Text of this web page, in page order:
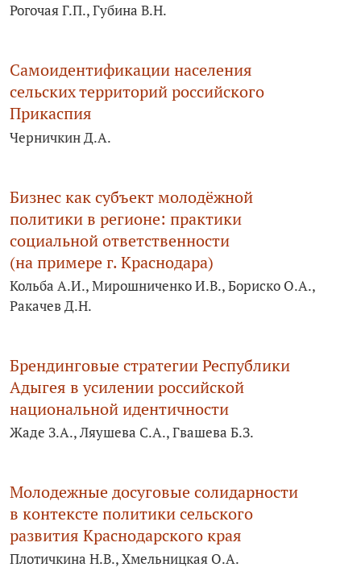
Рогочая Г.П., Губина В.Н.
Самоидентификации населения
сельских территорий российского
Прикаспия
Черничкин Д.А.
Бизнес как субъект молодёжной
политики в регионе: практики
социальной ответственности
(на примере г. Краснодара)
Кольба А.И., Мирошниченко И.В., Бориско О.А.,
Ракачев Д.Н.
Брендинговые стратегии Республики
Адыгея в усилении российской
национальной идентичности
Жаде З.А., Ляушева С.А., Гвашева Б.З.
Молодежные досуговые солидарности
в контексте политики сельского
развития Краснодарского края
Плотичкина Н.В., Хмельницкая О.А.